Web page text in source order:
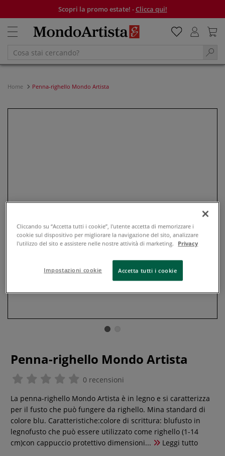
Scopri la promo estate! -Clicca qui!
Home Penna-righello Mondo Artista
Penna-righello Mondo Artista
0 recensioni
La penna-righello Mondo Artista è in legno e si caratterizza
per il fusto che può fungere da righello. Mina standard di
colore blu. Caratteristiche:colore di scrittura: blufusto in
legnofusto che può essere utilizzato come righello (1-14
cm)con cappuccio protettivo dimensioni...
Leggi tutto
Cliccando su “Accetta tutti i cookie”, l'utente accetta di memorizzare i
cookie sul dispositivo per migliorare la navigazione del sito, analizzare
l'utilizzo del sito e assistere nelle nostre attività di marketing.
Privacy
Impostazioni cookie Accetta tutti i cookie